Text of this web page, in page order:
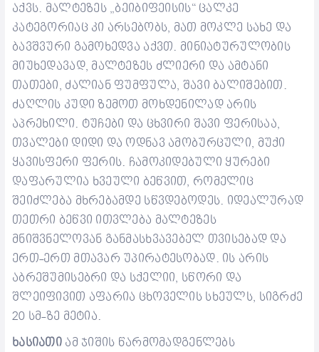
აქვს. მალტეზეს„ბეიბიფეისის“ ცალკე
კატეგორიაც კი არსებობს, მათ მოკლე სახე და
ბავშვური გამოხედვა აქვთ. მინიატურულობის
მიუხედავად, მალტეზეს ძლიერი და ამტანი
თათები, ძალიან ფუმფულა, შავი ბალიშებით.
ძაღლის კუდიზემოთ მოხდენილად არის
აპრეხილი. ტუჩები და ცხვირი შავი ფერისაა,
თვალები დიდი და ოდნავ ამობურცული, მუქი
ყავისფერი ფერის. ჩამოკიდებული ყურები
დაფარულია ხვეული ბეწვით, რომელიც
შეიძლება მხრებამდე სწვდებოდეს. იდეალურად
თეთრი ბეწვი ითვლება მალტეზეს
მნიშვნელოვან განმასხვავებელ თვისებად და
ერთ-ერთ მთავარ უპირატესობად. ის არის
აბრეშუმისებრი და სქელიი, სწორი და
შლეიფივით აფარია ცხოველის სხეულს, სიგრძე
20 სმ-ზე მეტია.
ხასიათი ამ ჯიშის წარმომადგენლებს